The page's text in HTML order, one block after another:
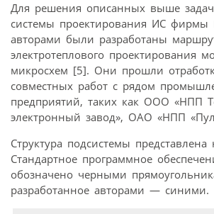
Для решения описанных выше
системы проектирования ИС фирмы
авторами были разработаны
электротеплового проектирования
микросхем [5]. Они прошли
совместных работ с рядом
предприятий, таких как ООО «НПП
электронный завод», ОАО «НПП
Структура подсистемы
Стандартное программное
обозначено черными
разработанное авторами — синими.